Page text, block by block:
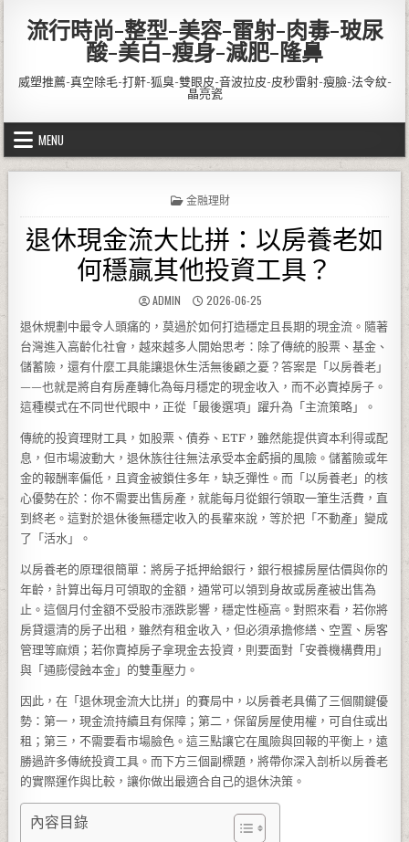
流行時尚-整型-美容-雷射-肉毒-玻尿
酸-美白-瘦身-減肥-隆鼻
威塑推薦-真空除毛-打鼾-狐臭-雙眼皮-音波拉皮-皮秒雷射-瘦臉-法令紋-
晶亮瓷
MENU
POSTED IN
金融理財
退休現金流大比拼：以房養老如
何穩贏其他投資工具？
AUTHOR:
ADMIN PUBLISHED DATE:
2026-06-25
退休規劃中最令人頭痛的，莫過於如何打造穩定且長期的現金流。隨著
台灣進入高齡化社會，越來越多人開始思考：除了傳統的股票、基金、
儲蓄險，還有什麼工具能讓退休生活無後顧之憂？答案是「以房養老」
——也就是將自有房產轉化為每月穩定的現金收入，而不必賣掉房子。
這種模式在不同世代眼中，正從「最後選項」躍升為「主流策略」。
傳統的投資理財工具，如股票、債券、ETF，雖然能提供資本利得或配
息，但市場波動大，退休族往往無法承受本金虧損的風險。儲蓄險或年
金的報酬率偏低，且資金被鎖住多年，缺乏彈性。而「以房養老」的核
心優勢在於：你不需要出售房產，就能每月從銀行領取一筆生活費，直
到終老。這對於退休後無穩定收入的長輩來說，等於把「不動產」變成
了「活水」。
以房養老的原理很簡單：將房子抵押給銀行，銀行根據房屋估價與你的
年齡，計算出每月可領取的金額，通常可以領到身故或房產被出售為
止。這個月付金額不受股市漲跌影響，穩定性極高。對照來看，若你將
房貸還清的房子出租，雖然有租金收入，但必須承擔修繕、空置、房客
管理等麻煩；若你賣掉房子拿現金去投資，則要面對「安養機構費用」
與「通膨侵蝕本金」的雙重壓力。
因此，在「退休現金流大比拼」的賽局中，以房養老具備了三個關鍵優
勢：第一，現金流持續且有保障；第二，保留房屋使用權，可自住或出
租；第三，不需要看市場臉色。這三點讓它在風險與回報的平衡上，遠
勝過許多傳統投資工具。而下方三個副標題，將帶你深入剖析以房養老
的實際運作與比較，讓你做出最適合自己的退休決策。
內容目錄